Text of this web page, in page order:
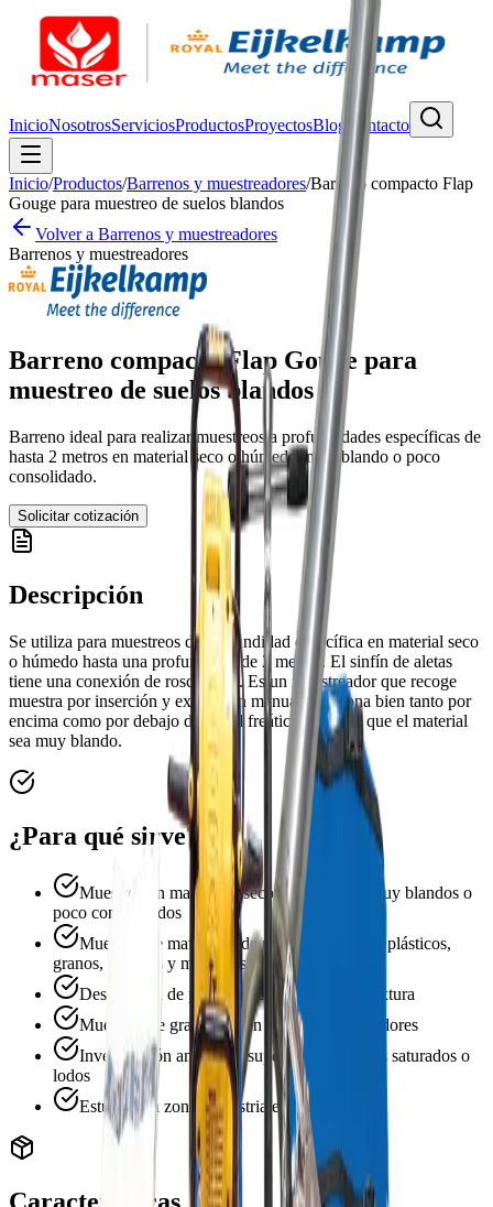
InicioNosotrosServiciosProductosProyectosBlog Contacto
Inicio/Productos/Barrenos y muestreadores/Barreno compacto Flap
Gouge para muestreo de suelos blandos
Volver a Barrenos y muestreadores
Barrenos y muestreadores
Barreno compacto Flap Gouge para
muestreo de suelos blandos
Barreno ideal para realizar muestreos a profundidades específicas de
hasta 2 metros en material seco o húmedo, muy blando o poco
consolidado.
Solicitar cotización
Descripción
Se utiliza para muestreos de profundidad específica en material seco
o húmedo hasta una profundidad de 2 metros. El sinfín de aletas
tiene una conexión de rosca M10. Es un muestreador que recoge
muestra por inserción y extracción manual, funciona bien tanto por
encima como por debajo del nivel freático, siempre que el material
sea muy blando.
¿Para qué sirve?
Muestreo en materiales secos o húmedos, muy blandos o
poco consolidados
Muestras de materiales de producción como plásticos,
granos, semillas y minerales
Descripción de perfiles y clasificación de textura
Muestreo de granulares en bolsas o contenedores
Investigación ambiental superficial en suelos saturados o
lodos
Estudios en zonas industriales y agrícolas